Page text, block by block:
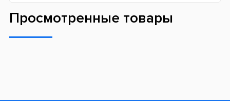
Просмотренные товары